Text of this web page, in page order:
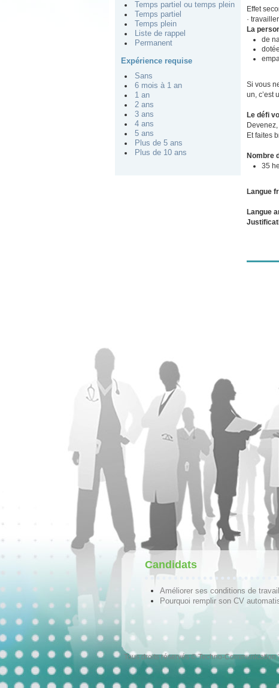
Temps partiel ou temps plein
Temps partiel
Temps plein
Liste de rappel
Permanent
Expérience requise
Sans
6 mois à 1 an
1 an
2 ans
3 ans
4 ans
5 ans
Plus de 5 ans
Plus de 10 ans
Effet
·
La
de
Si vous
un, c’est
Le défi
Et faites
Nombre
35
Langue
Langue
Candidats
Améliorer ses conditions de travail
Pourquoi remplir son CV
Tous droits réservés © Techno-Communication